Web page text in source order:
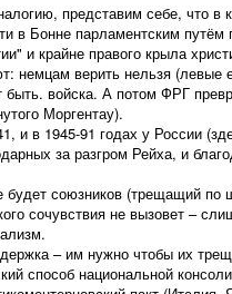
представим себе, что
в Бонне парламентским
и крайне правого крыла
немцам верить нельзя
войска. А потом ФРГ
Моргентау).
и в 1945-91 годах у России
за разгром Рейха, и
будет союзников (трещащий
сочувствия не вызовет –
– им нужно чтобы их
способ национальной